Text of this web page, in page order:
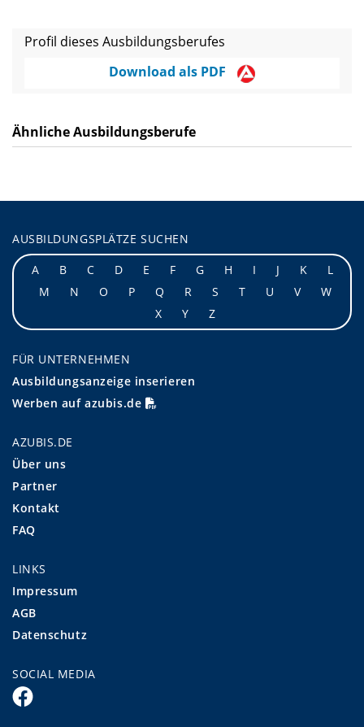
Profil dieses Ausbildungsberufes
Download als PDF
Ähnliche Ausbildungsberufe
AUSBILDUNGSPLÄTZE SUCHEN
A
B C D E F G H I J K
L
M
N O P Q R S T U V
W
X
Y Z
FÜR UNTERNEHMEN
Ausbildungsanzeige inserieren
Werben auf azubis.de
AZUBIS.DE
Über uns
Partner
Kontakt
FAQ
LINKS
Impressum
AGB
Datenschutz
SOCIAL MEDIA